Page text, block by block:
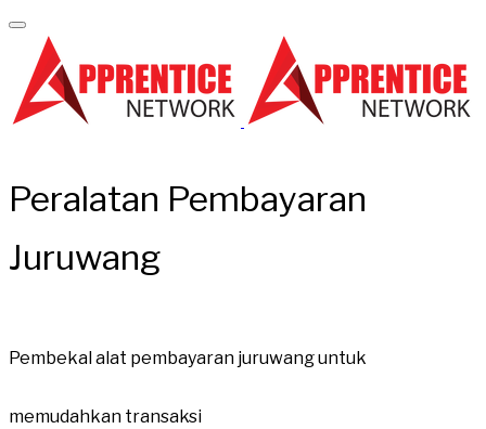
Peralatan Pembayaran
Juruwang
Pembekal alat pembayaran juruwang untuk
memudahkan transaksi